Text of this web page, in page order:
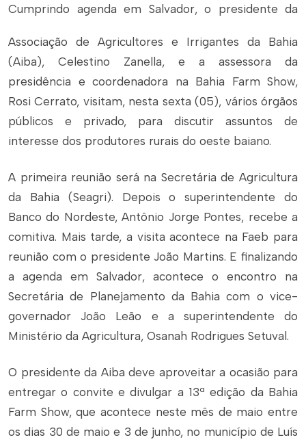
Cumprindo agenda em Salvador, o presidente da
Associação de Agricultores e Irrigantes da Bahia
(Aiba), Celestino Zanella, e a assessora da
presidência e coordenadora na Bahia Farm Show,
Rosi Cerrato, visitam, nesta sexta (05), vários órgãos
públicos e privado, para discutir assuntos de
interesse dos produtores rurais do oeste baiano.
A primeira reunião será na Secretária de Agricultura
da Bahia (Seagri). Depois o superintendente do
Banco do Nordeste, Antônio Jorge Pontes, recebe a
comitiva. Mais tarde, a visita acontece na Faeb para
reunião com o presidente João Martins. E finalizando
a agenda em Salvador, acontece o encontro na
Secretária de Planejamento da Bahia com o vice-
governador João Leão e a superintendente do
Ministério da Agricultura, Osanah Rodrigues Setuval.
O presidente da Aiba deve aproveitar a ocasião para
entregar o convite e divulgar a 13ª edição da Bahia
Farm Show, que acontece neste mês de maio entre
os dias 30 de maio e 3 de junho, no município de Luís